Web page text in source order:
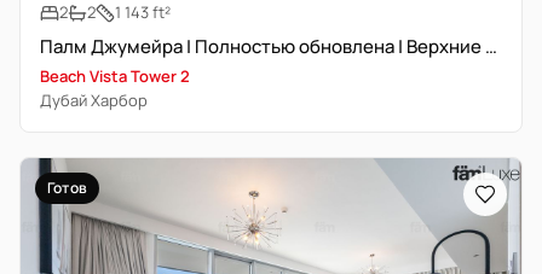
2
2 1 143 ft²
Палм Джумейра | Полностью обновлена | Верхние этажи
Beach Vista Tower 2
Дубай Харбор
Готов